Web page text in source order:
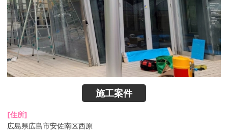
施工案件
[住所]
広島県広島市安佐南区西原